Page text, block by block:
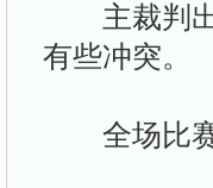
主裁判出
有些冲突。
全场比赛